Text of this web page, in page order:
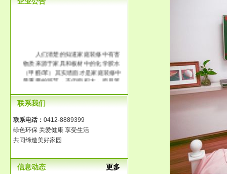
人们清楚的知道家庭装修中有害
物质来源于家具和板材中的化学胶水
（甲醛/苯）其实墙面才是家庭装修中
最重要的环节，不但面积大，而且笼
量的化学胶水，它的释放时间长达3-8
年，长时间在一个污染的环境中生
活，那将是得多么可怕啊！
联系我们
联系电话： 0412-8889399
绿色环保 关爱健康 享受生活
共同缔造美好家园
更多
信息动态